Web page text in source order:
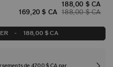
188,00 $ CA
169,20 $ CA 188,00 $ CA
- 188,00 $ CA
de 47,00 $ CA par